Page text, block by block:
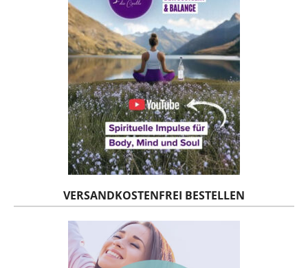
VERSANDKOSTENFREI BESTELLEN